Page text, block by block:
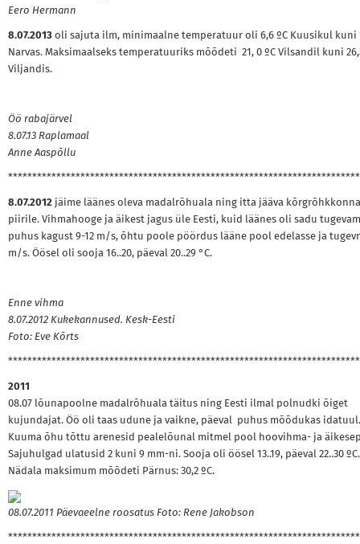
Eero Hermann
8.07.2013 oli sajuta ilm, minimaalne temperatuur oli 6,6 ºC Kuusikul kuni
Narvas. Maksimaalseks temperatuuriks mõõdeti 21, 0 ºC Vilsandil kuni
Viljandis.
Öö rabajärvel
8.07.13 Raplamaal
Anne Aaspõllu
8.07.2012 jäime läänes oleva madalrõhuala ning itta jääva kõrgrõhkkonna
piirile. Vihmahooge ja äikest jagus üle Eesti, kuid läänes oli sadu
puhus kagust 9-12 m/s, õhtu poole pöördus lääne pool edelasse ja
m/s. Öösel oli sooja 16..20, päeval 20..29 °C.
Enne vihma
8.07.2012 Kukekannused. Kesk-Eesti
Foto: Eve Kõrts
2011
08.07 lõunapoolne madalrõhuala täitus ning Eesti ilmal polnudki õiget
kujundajat. Öö oli taas udune ja vaikne, päeval puhus mõõdukas idatuul.
Kuuma õhu tõttu arenesid pealelõunal mitmel pool hoovihma- ja
Sajuhulgad ulatusid 2 kuni 9 mm-ni. Sooja oli öösel 13..19, päeval 22..30 ºC.
Nädala maksimum mõõdeti Pärnus: 30,2 ºC.
08.07.2011 Päevaeelne roosatus Foto: Rene Jakobson